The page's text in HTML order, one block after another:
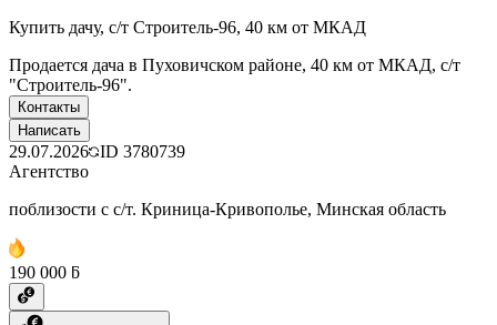
Купить дачу, с/т Строитель-96, 40 км от МКАД
Продается дача в Пуховичском районе, 40 км от МКАД, с/т
"Строитель-96".
Контакты
Написать
29.07.2026 ID 3780739
Агентство
поблизости с с/т. Криница-Кривополье, Минская область
190 000 ƃ